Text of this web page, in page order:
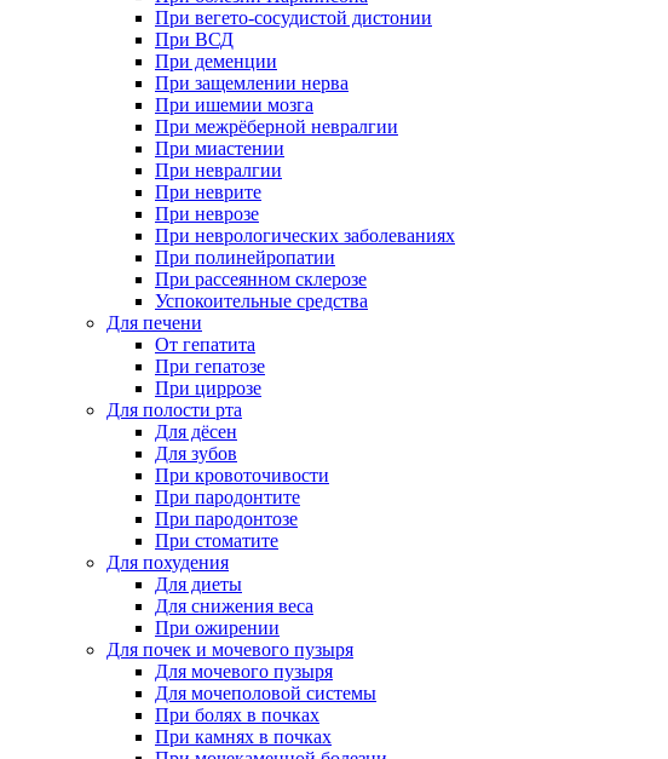
При вегето-сосудистой дистонии
При ВСД
При деменции
При защемлении нерва
При ишемии мозга
При межрёберной невралгии
При миастении
При невралгии
При неврите
При неврозе
При неврологических заболеваниях
При полинейропатии
При рассеянном склерозе
Успокоительные средства
Для печени
От гепатита
При гепатозе
При циррозе
Для полости рта
Для дёсен
Для зубов
При кровоточивости
При пародонтите
При пародонтозе
При стоматите
Для похудения
Для диеты
Для снижения веса
При ожирении
Для почек и мочевого пузыря
Для мочевого пузыря
Для мочеполовой системы
При болях в почках
При камнях в почках